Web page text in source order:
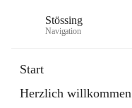
Stössing
Navigation
Start
Herzlich willkommen